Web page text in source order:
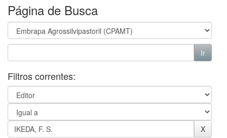
Página de Busca
Filtros correntes: